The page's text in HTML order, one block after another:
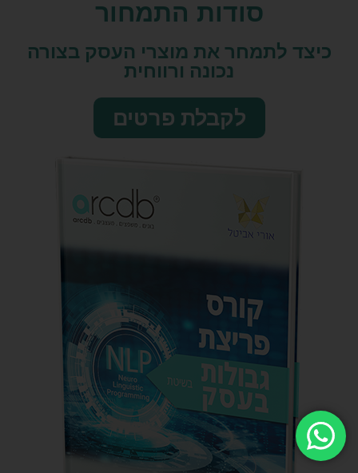
סודות התמחור
כיצד לתמחר את מוצרי העסק בצורה
נכונה ורווחית
לקבלת פרטים